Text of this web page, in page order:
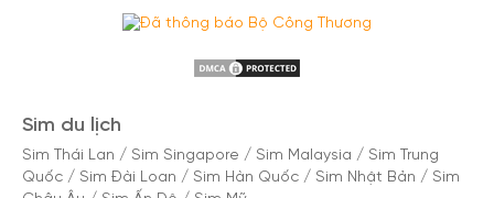
Sim du lịch
Sim Thái Lan / Sim Singapore / Sim Malaysia / Sim Trung
Quốc / Sim Đài Loan / Sim Hàn Quốc / Sim Nhật Bản / Sim